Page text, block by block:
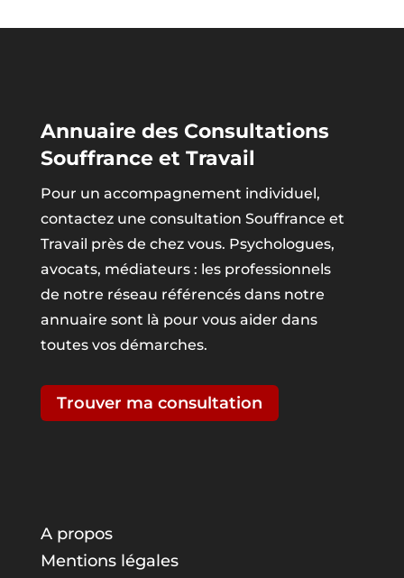
Annuaire des Consultations
Souffrance et Travail
Pour un accompagnement individuel,
contactez une consultation Souffrance et
Travail près de chez vous. Psychologues,
avocats, médiateurs : les professionnels
de notre réseau référencés dans notre
annuaire sont là pour vous aider dans
toutes vos démarches.
Trouver ma consultation
A propos
Mentions légales